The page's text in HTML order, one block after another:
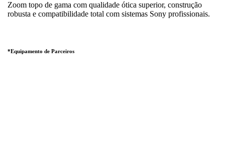
Zoom topo de gama com qualidade ótica superior, construção
robusta e compatibilidade total com sistemas Sony profissionais.
*Equipamento de Parceiros